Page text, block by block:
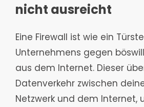
nicht ausreicht
Eine Firewall ist wie ein
Unternehmens gegen
aus dem Internet. Dieser
Datenverkehr zwischen
Netzwerk und dem Internet,